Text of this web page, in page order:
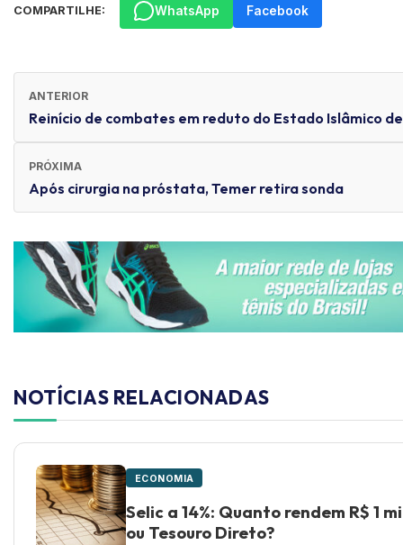
COMPARTILHE: WhatsApp Facebook
ANTERIOR
Reinício de combates em reduto do Estado Islâmico
PRÓXIMA
Após cirurgia na próstata, Temer retira sonda
NOTÍCIAS RELACIONADAS
ECONOMIA
Selic a 14%: Quanto rendem R$ 1
ou Tesouro Direto?